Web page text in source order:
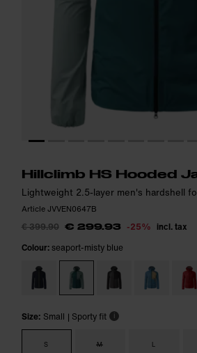
Hillclimb HS Hooded
Lightweight 2.5-layer men's hardshell
Article JVVEN0647B
€ 399.90 € 299.93 -25% incl. tax
Colour: seaport-misty blue
Size: Small | Sporty fit i
S M L